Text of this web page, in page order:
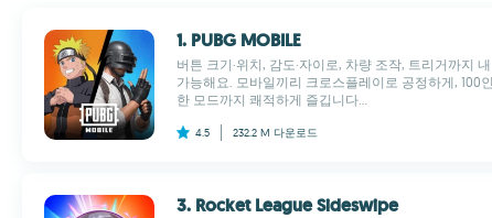
1. PUBG MOBILE
버튼 크기·위치, 감도·자이로, 차량 조작, 트리거까지
가능해요. 모바일끼리 크로스플레이로 공정하게, 100
한 모드까지 쾌적하게 즐깁니다...
4.5 232.2 M 다운로드
3. Rocket League Sideswipe